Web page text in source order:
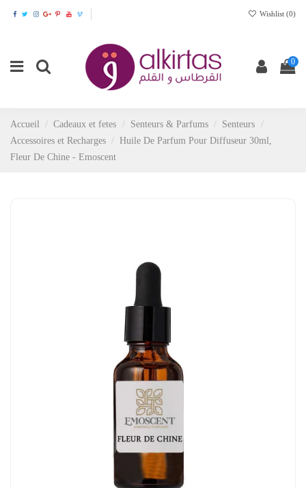
Wishlist (0)
0
Accueil Cadeaux et fetes Senteurs & Parfums
Senteurs
Accessoires et Recharges
Huile De Parfum Pour Diffuseur 30ml,
Fleur De Chine - Emoscent